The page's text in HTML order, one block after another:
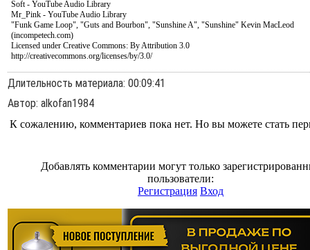
Soft - YouTube Audio Library
Mr_Pink - YouTube Audio Library
"Funk Game Loop", "Guts and Bourbon", "Sunshine A", "Sunshine" Kevin MacLeod
(incompetech.com)
Licensed under Creative Commons: By Attribution 3.0
http://creativecommons.org/licenses/by/3.0/
Длительность материала: 00:09:41
Автор: alkofan1984
К сожалению, комментариев пока нет. Но вы можете стать
Добавлять комментарии могут только
пользователи:
Регистрация Вход